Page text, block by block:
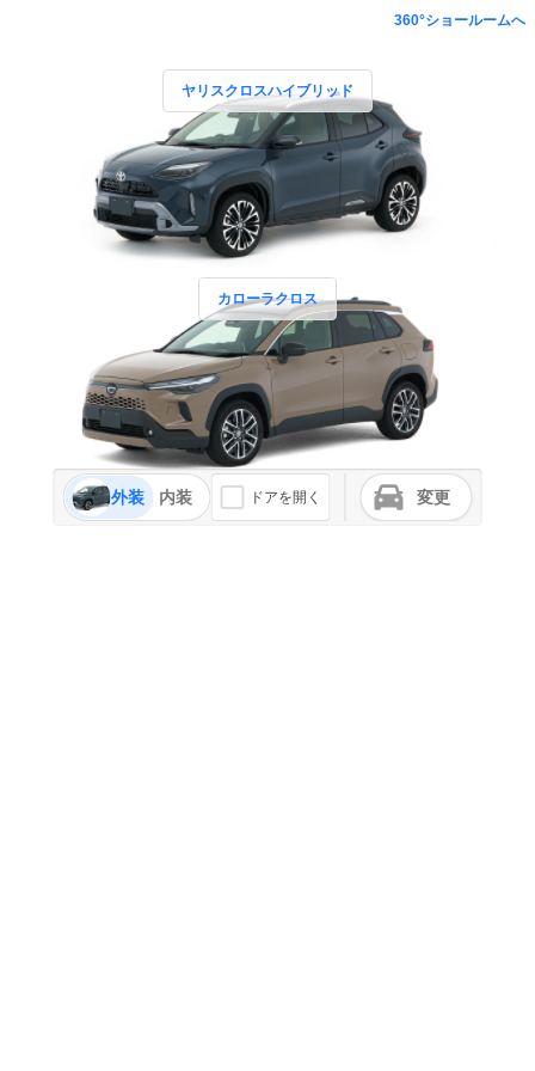
360°ショールームへ
ヤリスクロスハイブリッド
カローラクロス
外装 内装 ドアを開く 変更